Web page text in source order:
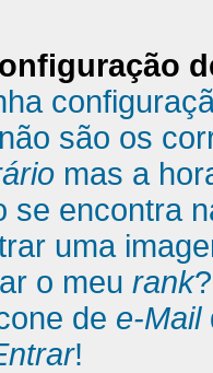
são os
mas a
se encontra
uma
o meu rank?
de e-Mail
!